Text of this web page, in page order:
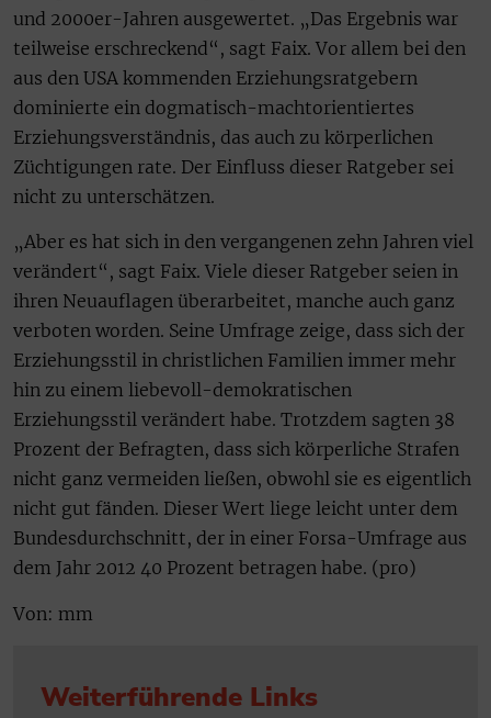
und 2000er-Jahren ausgewertet. „Das Ergebnis war
teilweise erschreckend“, sagt Faix. Vor allem bei den
aus den USA kommenden Erziehungsratgebern
dominierte ein dogmatisch-machtorientiertes
Erziehungsverständnis, das auch zu körperlichen
Züchtigungen rate. Der Einfluss dieser Ratgeber sei
nicht zu unterschätzen.
„Aber es hat sich in den vergangenen zehn Jahren viel
verändert“, sagt Faix. Viele dieser Ratgeber seien in
ihren Neuauflagen überarbeitet, manche auch ganz
verboten worden. Seine Umfrage zeige, dass sich der
Erziehungsstil in christlichen Familien immer mehr
hin zu einem liebevoll-demokratischen
Erziehungsstil verändert habe. Trotzdem sagten 38
Prozent der Befragten, dass sich körperliche Strafen
nicht ganz vermeiden ließen, obwohl sie es eigentlich
nicht gut fänden. Dieser Wert liege leicht unter dem
Bundesdurchschnitt, der in einer Forsa-Umfrage aus
dem Jahr 2012 40 Prozent betragen habe. (pro)
Von: mm
Weiterführende Links